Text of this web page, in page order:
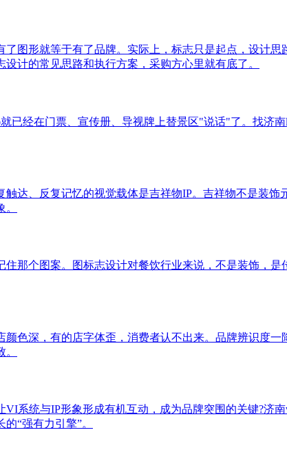
图形就等于有了品牌。实际上，标志只是起点，设计
计的常见思路和执行方案，采购方心里就有底了。
已经在门票、宣传册、导视牌上替景区"说话"了。找济
达、反复记忆的视觉载体是吉祥物IP。吉祥物不是装
那个图案。图标志设计对餐饮行业来说，不是装饰，
色深，有的店字体歪，消费者认不出来。品牌辨识度
系统与IP形象形成有机互动，成为品牌突围的关键?济
“强有力引擎”。